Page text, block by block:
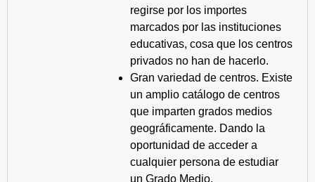
regirse por los importes
marcados por las instituciones
educativas, cosa que los centros
privados no han de hacerlo.
Gran variedad de centros. Existe
un amplio catálogo de centros
que imparten grados medios
geográficamente. Dando la
oportunidad de acceder a
cualquier persona de estudiar
un Grado Medio.